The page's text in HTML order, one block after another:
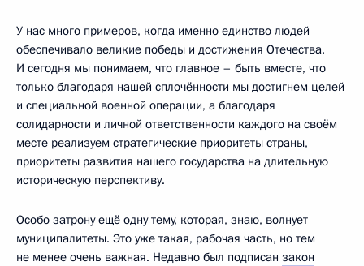
У нас много примеров, когда именно единство людей
обеспечивало великие победы и достижения Отечества.
И сегодня мы понимаем, что главное – быть вместе, что
только благодаря нашей сплочённости мы достигнем целей
и специальной военной операции, а благодаря
солидарности и личной ответственности каждого на своём
месте реализуем стратегические приоритеты страны,
приоритеты развития нашего государства на длительную
историческую перспективу.
Особо затрону ещё одну тему, которая, знаю, волнует
муниципалитеты. Это уже такая, рабочая часть, но тем
не менее очень важная. Недавно был подписан закон